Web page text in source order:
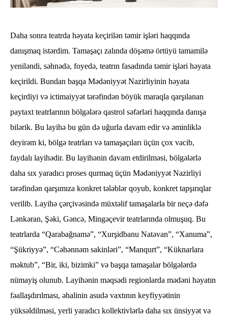
Daha sonra teatrda həyata keçirilən təmir işləri haqqında
danışmaq istərdim. Tamaşaçı zalında döşəmə örtüyü tamamilə
yeniləndi, səhnədə, foyedə, teatrın fasadında təmir işləri həyata
keçirildi. Bundan başqa Mədəniyyət Nazirliyinin həyata
keçirdiyi və ictimaiyyət tərəfindən böyük maraqla qarşılanan
paytaxt teatrlarının bölgələrə qastrol səfərləri haqqında danışa
bilərik. Bu layihə bu gün də uğurla davam edir və əminliklə
deyirəm ki, bölgə teatrları və tamaşaçıları üçün çox vacib,
faydalı layihədir. Bu layihənin davam etdirilməsi, bölgələrlə
daha sıx yaradıcı proses qurmaq üçün Mədəniyyət Nazirliyi
tərəfindən qarşımıza konkret tələblər qoyub, konkret tapşırıqlar
verilib. Layihə çərçivəsində müxtəlif tamaşalarla bir neçə dəfə
Lənkəran, Şəki, Gəncə, Mingəçevir teatrlarında olmuşuq. Bu
teatrlarda “Qarabağnamə”, “Xurşidbanu Natəvan”, “Xanuma”,
“Şükriyyə”, “Cəhənnəm sakinləri”, “Manqurt”, “Küknarlara
məktub”, “Bir, iki, bizimki” və başqa tamaşalar bölgələrdə
nümayiş olunub. Layihənin məqsədi regionlarda mədəni həyatın
fəallaşdırılması, əhalinin asudə vaxtının keyfiyyətinin
yüksəldilməsi, yerli yaradıcı kollektivlərlə daha sıx ünsiyyət və